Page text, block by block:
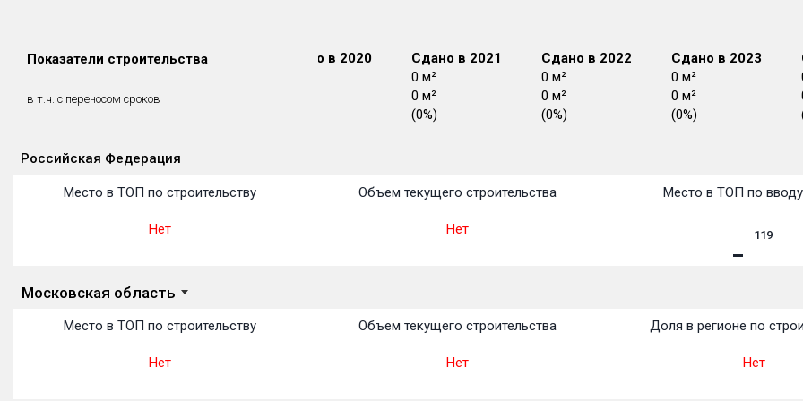
Показатели строительства
в т.ч. с переносом сроков
Сдано в 2018
0 м²
Сдано в 2019
0 м²
Сдано в 2020
Сдано в 2021
0 м²
0 м²
(0%)
Сдано в 2022
0 м²
0 м²
(0%)
Сдано в 2023
0 м²
0 м²
(0%)
Российская Федерация
Место в ТОП по строительству
Нет
Объем текущего строительства
Нет
Место в ТОП по
119
Московская область
Место в ТОП по строительству
Нет
Объем текущего строительства
Нет
Доля в регионе по
Нет